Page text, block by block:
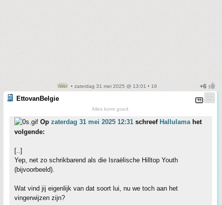
• zaterdag 31 mei 2025 @ 13:01 • 16
EttovanBelgie
Alles komt goed.
Op zaterdag 31 mei 2025 12:31 schreef Hallulama het
volgende:
[..]
Yep, net zo schrikbarend als die Israëlische Hilltop Youth
(bijvoorbeeld).
Wat vind jij eigenlijk van dat soort lui, nu we toch aan het
vingerwijzen zijn?